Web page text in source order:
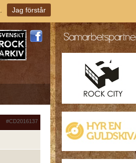
#CD2016137
Jag förstår